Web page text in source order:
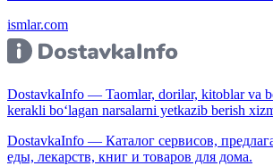
ismlar.com
DostavkaInfo — Taomlar, dorilar, kitoblar va
kerakli bo‘lagan narsalarni yetkazib berish
DostavkaInfo — Каталог сервисов,
еды, лекарств, книг и товаров для дома.